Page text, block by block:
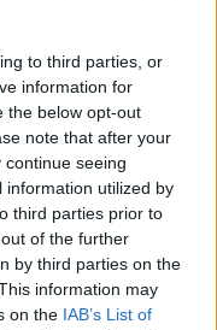
to third parties, or
information for
the below opt-out
note that after your
seeing
information utilized by
third parties prior to
of the further
by third parties on the
information may
on the IAB’s List of
durata sperimentale di
ai residenti
l’accesso a tutti i
del Comune e la
su prenotazione.
dedicato ai
- dichiara l’assessore
che i fiorentini possano
che sono i ‘loro’ musei,
con le Domeniche